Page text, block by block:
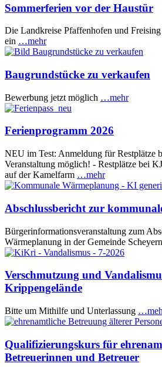
Sommerferien vor der Haustür
Die Landkreise Pfaffenhofen und
ein …mehr
Baugrundstücke zu verkaufen
Bewerbung jetzt möglich …mehr
Ferienprogramm 2026
NEU im Test: Anmeldung für Restplätze
Veranstaltung möglich! - Restplätze bei
auf der Kamelfarm …mehr
Abschlussbericht zur
Bürgerinformationsveranstaltung zum
Wärmeplanung in der Gemeinde Scheyern
Verschmutzung und
Krippengelände
Bitte um Mithilfe und Unterlassung
Qualifizierungskurs für
Betreuerinnen und Betreuer